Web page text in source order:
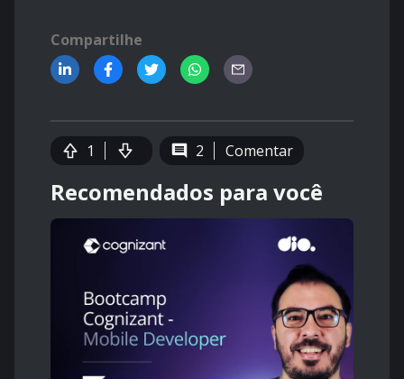
Compartilhe
1 2 Comentar
Recomendados para você